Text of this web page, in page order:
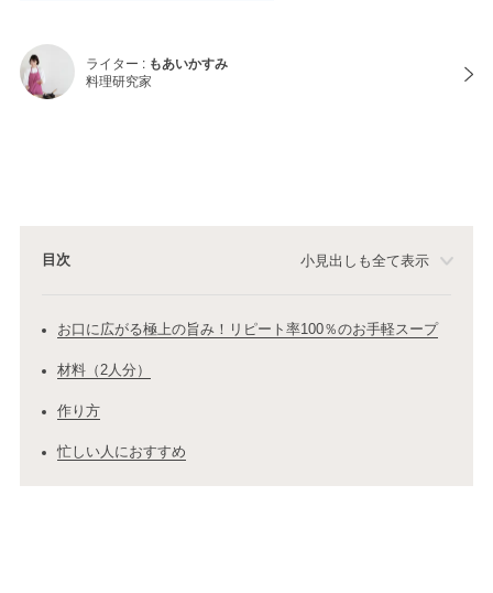
ライター : もあいかすみ
料理研究家
目次 小見出しも全て表示
お口に広がる極上の旨み！リピート率100％のお手軽スープ
材料（2人分）
作り方
忙しい人におすすめ